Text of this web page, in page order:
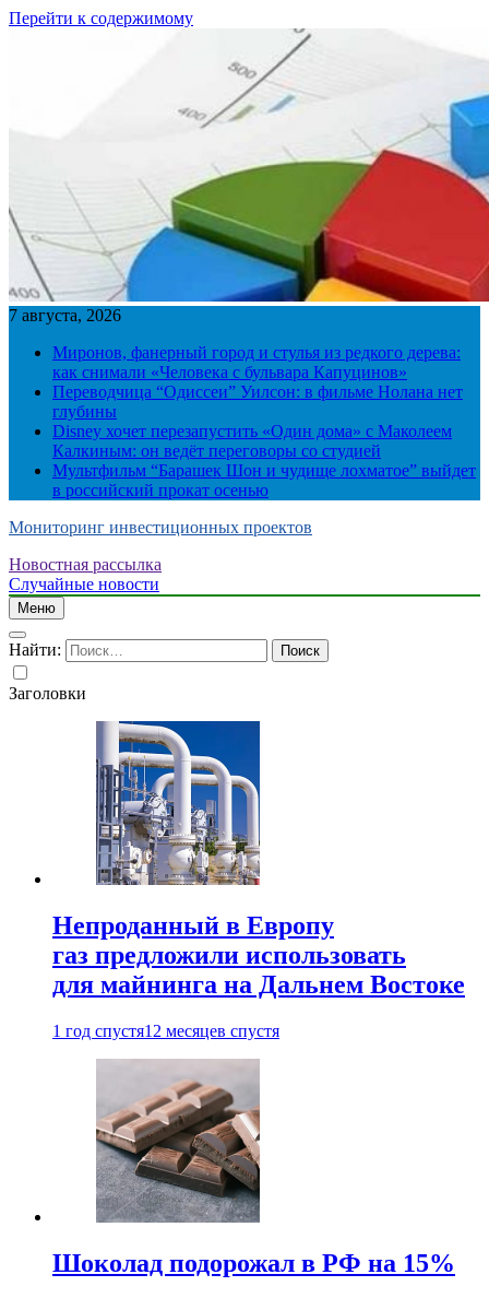
Перейти к содержимому
7 августа, 2026
Миронов, фанерный город и стулья из редкого дерева:
как снимали «Человека с бульвара Капуцинов»
Переводчица “Одиссеи” Уилсон: в фильме Нолана нет
глубины
Disney хочет перезапустить «Один дома» с Маколеем
Калкиным: он ведёт переговоры со студией
Мультфильм “Барашек Шон и чудище лохматое” выйдет
в российский прокат осенью
Мониторинг инвестиционных проектов
Новостная рассылка
Случайные новости
Меню
Найти:
Заголовки
Непроданный в Европу
газ предложили использовать
для майнинга на Дальнем Востоке
1 год спустя12 месяцев спустя
Шоколад подорожал в РФ на 15%